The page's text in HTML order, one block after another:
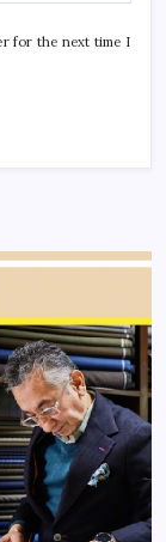
for the next time I